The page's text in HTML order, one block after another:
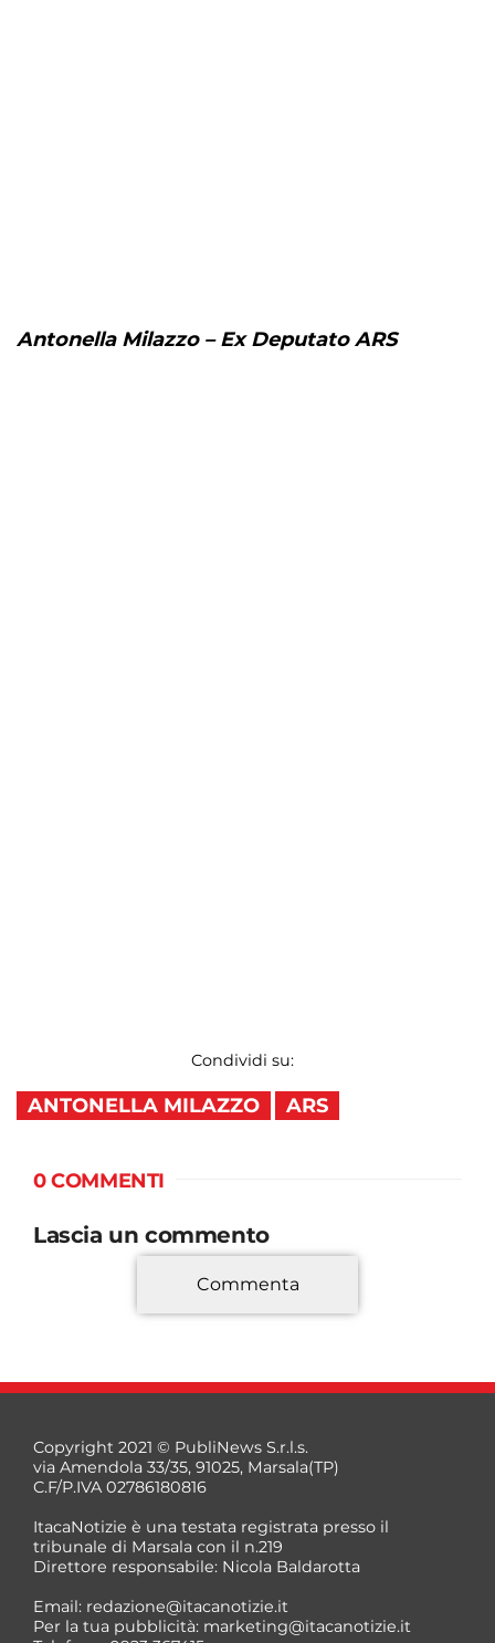
Antonella Milazzo – Ex Deputato ARS
Condividi su:
ANTONELLA MILAZZO ARS
0 COMMENTI
Lascia un commento
*
*
Commenta
Copyright 2021 © PubliNews S.r.l.s.
via Amendola 33/35, 91025, Marsala(TP)
C.F/P.IVA 02786180816
ItacaNotizie è una testata registrata presso il
tribunale di Marsala con il n.219
Direttore responsabile: Nicola Baldarotta
Email: redazione@itacanotizie.it
Per la tua pubblicità: marketing@itacanotizie.it